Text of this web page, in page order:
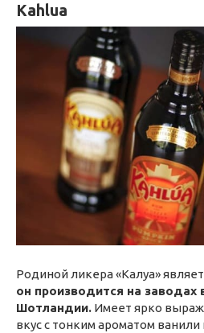
Kahlua
Родиной ликера «Калуа»
он производится на заводах
Шотландии. Имеет ярко
вкус с тонким ароматом